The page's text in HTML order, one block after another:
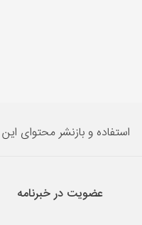
استفاده و بازنشر محتوای
عضویت در خبرنامه